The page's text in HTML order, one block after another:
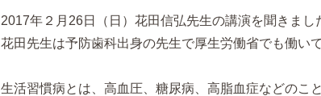
2017年２月26日（日）花田信弘先生の講演を聞きまし
花田先生は予防歯科出身の先生で厚生労働省でも働い
生活習慣病とは、高血圧、糖尿病、高脂血症などのこ